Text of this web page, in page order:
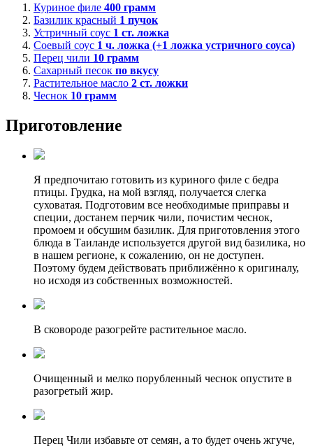
Куриное филе 400 грамм
Базилик красный 1 пучок
Устричный соус 1 ст. ложка
Соевый соус 1 ч. ложка (+1 ложка устричного соуса)
Перец чили 10 грамм
Сахарный песок по вкусу
Растительное масло 2 ст. ложки
Чеснок 10 грамм
Приготовление
Я предпочитаю готовить из куриного филе с бедра
птицы. Грудка, на мой взгляд, получается слегка
суховатая. Подготовим все необходимые приправы и
специи, достанем перчик чили, почистим чеснок,
промоем и обсушим базилик. Для приготовления этого
блюда в Таиланде используется другой вид базилика, но
в нашем регионе, к сожалению, он не доступен.
Поэтому будем действовать приближённо к оригиналу,
но исходя из собственных возможностей.
В сковороде разогрейте растительное масло.
Очищенный и мелко порубленный чеснок опустите в
разогретый жир.
Перец Чили избавьте от семян, а то будет очень жгуче,